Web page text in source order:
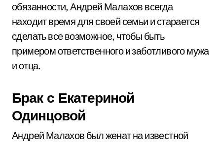
обязанности, Андрей Малахов всегда
находит время для своей семьи и старается
сделать все возможное, чтобы быть
примером ответственного и заботливого мужа
и отца.
Брак с Екатериной
Одинцовой
Андрей Малахов был женат на известной